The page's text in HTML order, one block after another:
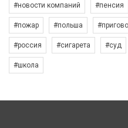
#новости компаний #пенсия
#пожар #польша
#россия #сигарета #суд
#школа